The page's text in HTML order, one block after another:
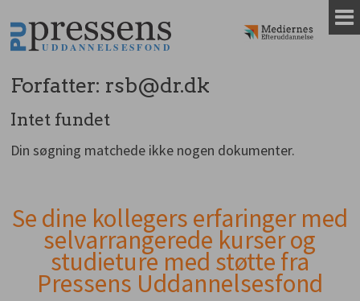
til
indhold
Forfatter: rsb@dr.dk
Intet fundet
Din søgning matchede ikke nogen dokumenter.
Andet
indhold
Se dine kollegers erfaringer med
selvarrangerede kurser og
studieture med støtte fra
Pressens Uddannelsesfond